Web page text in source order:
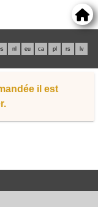
nl eu ca pl rs lv
il est